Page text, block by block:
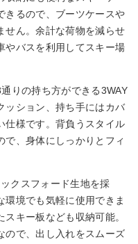
きるので、ブーツケースや
せん。余計な荷物を減らせ
やバスを利用してスキー場
りの持ち方ができる3WAY
ッション、持ち手にはカバ
仕様です。背負うスタイル
で、身体にしっかりとフィ
クスフォード生地を採
環境でも気軽に使用できま
キー板なども収納可能。
ので、出し入れをスムーズ